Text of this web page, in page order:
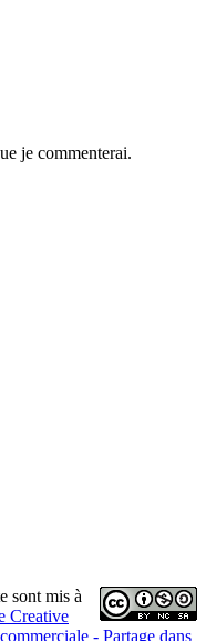
je commenterai.
sont mis à
Creative
- Partage dans